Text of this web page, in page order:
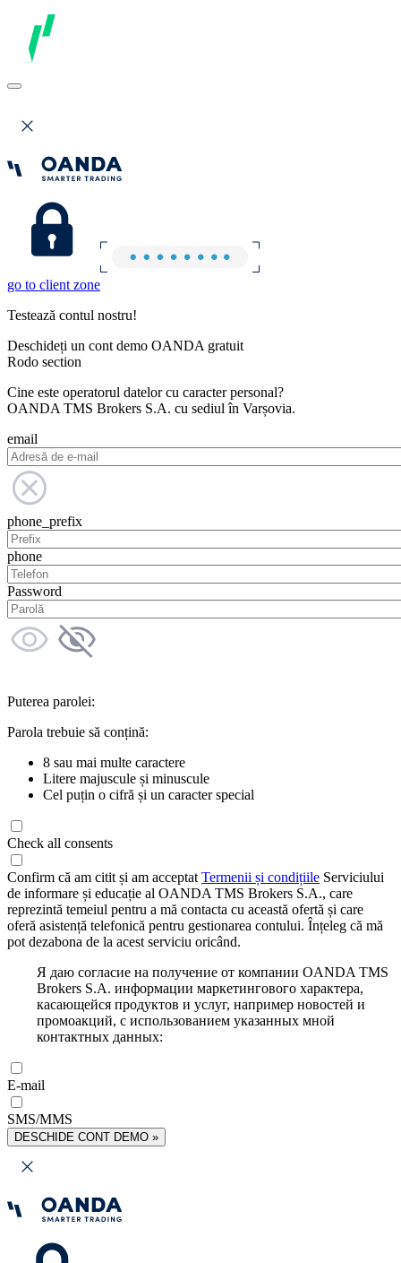
go to client zone
Testează contul nostru!
Deschideți un cont demo OANDA gratuit
Rodo section
Cine este operatorul datelor cu caracter personal?
OANDA TMS Brokers S.A. cu sediul în Varșovia.
email
phone_prefix
phone
Password
Puterea parolei:
Parola trebuie să conțină:
8 sau mai multe caractere
Litere majuscule și minuscule
Cel puțin o cifră și un caracter special
Check all consents
Confirm că am citit și am acceptat Termenii și condițiile Serviciului
de informare și educație al OANDA TMS Brokers S.A., care
reprezintă temeiul pentru a mă contacta cu această ofertă și care
oferă asistență telefonică pentru gestionarea contului. Înțeleg că mă
pot dezabona de la acest serviciu oricând.
Я даю согласие на получение от компании OANDA TMS
Brokers S.A. информации маркетингового характера,
касающейся продуктов и услуг, например новостей и
промоакций, с использованием указанных мной
контактных данных:
E-mail
SMS/MMS
DESCHIDE CONT DEMO »